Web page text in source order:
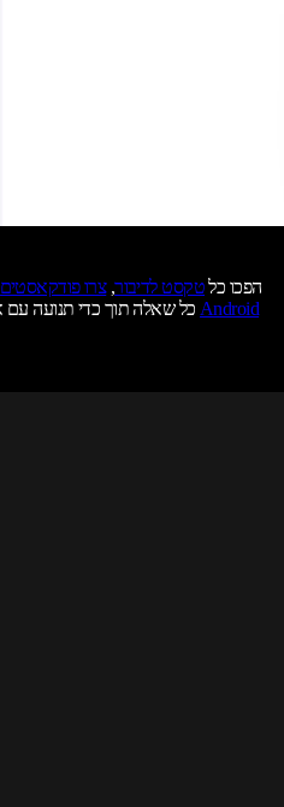
הפכו כלטקסט לדיבור,צרו פודקאסטים
כל שאלה תוך כדי תנועה עם אפליקצייתAndroid